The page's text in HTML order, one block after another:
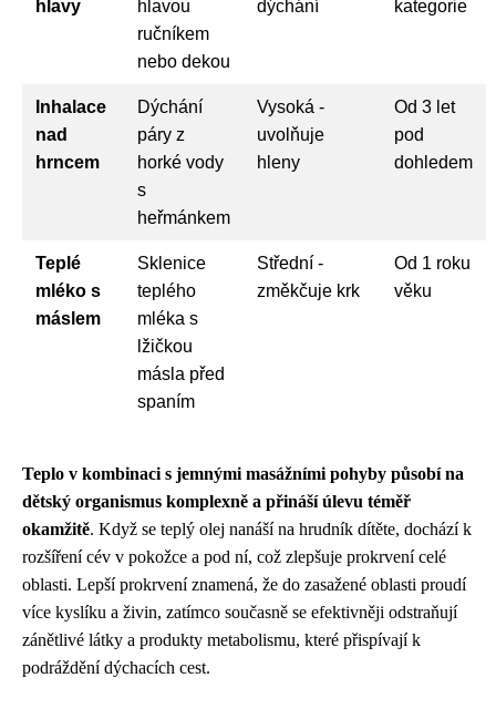
hlavy
hlavou
ručníkem
nebo dekou
dýchání kategorie
Inhalace
nad
hrncem
Dýchání
páry z
horké vody
s
heřmánkem
Vysoká -
uvolňuje
hleny
Od 3 let
pod
dohledem
Teplé
mléko s
máslem
Sklenice
teplého
mléka s
lžičkou
másla před
spaním
Střední -
změkčuje krk
Od 1 roku
věku
Teplo v kombinaci s jemnými masážními pohyby působí na
dětský organismus komplexně a přináší úlevu téměř
okamžitě. Když se teplý olej nanáší na hrudník dítěte, dochází k
rozšíření cév v pokožce a pod ní, což zlepšuje prokrvení celé
oblasti. Lepší prokrvení znamená, že do zasažené oblasti proudí
více kyslíku a živin, zatímco současně se efektivněji odstraňují
zánětlivé látky a produkty metabolismu, které přispívají k
podráždění dýchacích cest.